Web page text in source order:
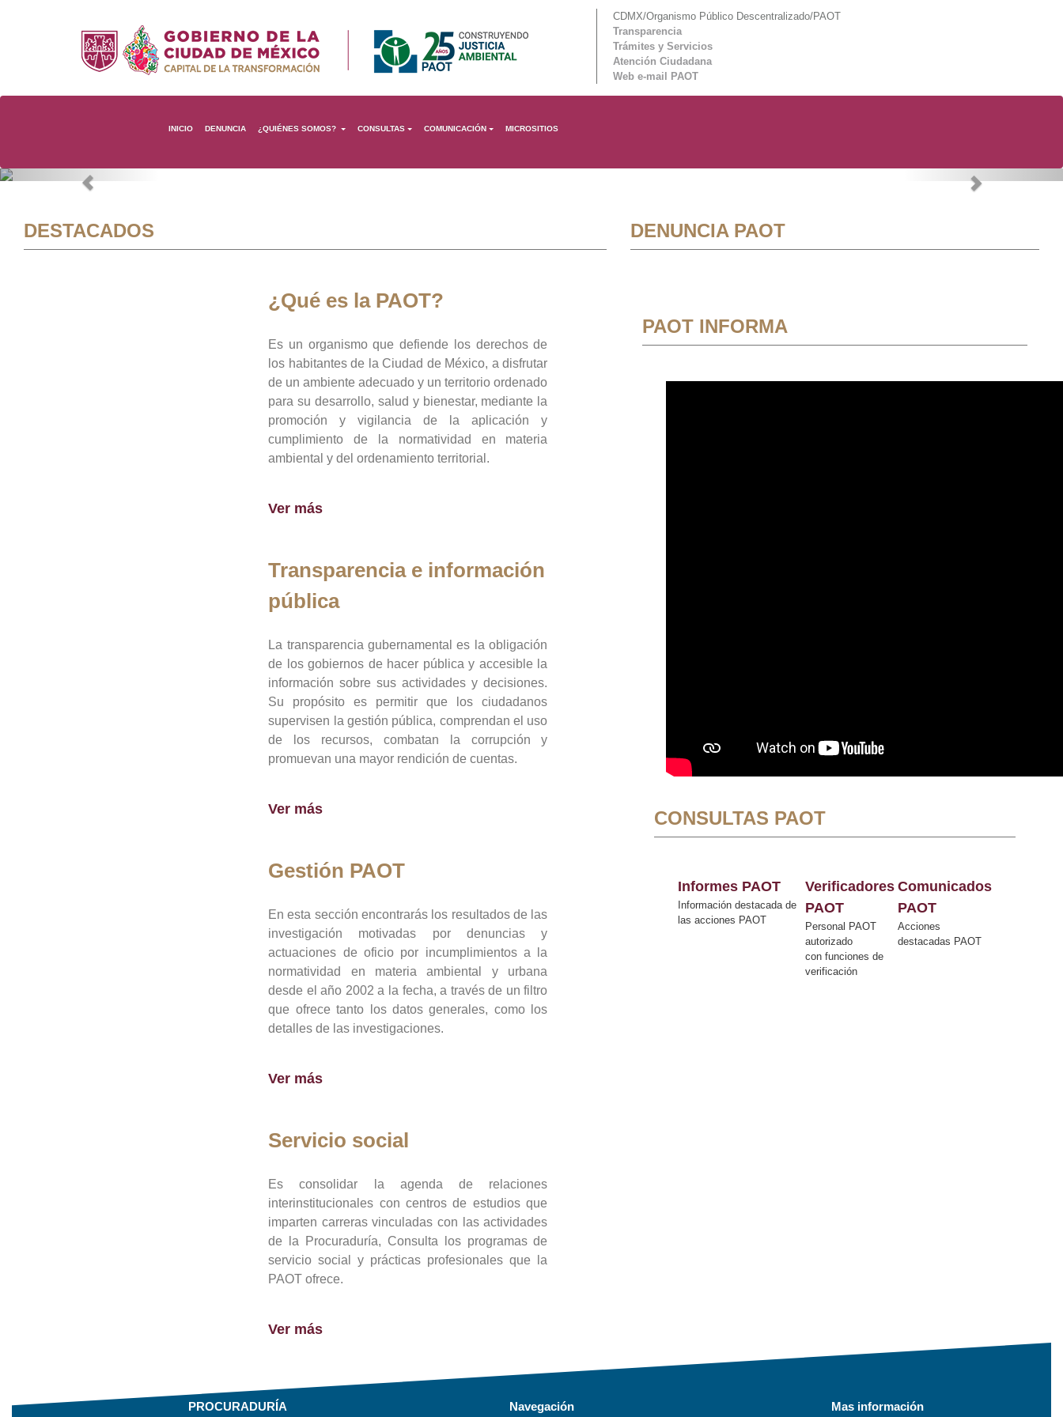
CDMX/Organismo Público Descentralizado/PAOT
Transparencia
Trámites y Servicios
Atención Ciudadana
Web e-mail PAOT
INICIO DENUNCIA ¿QUIÉNES SOMOS? CONSULTAS COMUNICACIÓN MICROSITIOS
Previous Next
DESTACADOS
¿Qué es la PAOT?
Es un organismo que defiende los derechos de
los habitantes de la Ciudad de México, a disfrutar
de un ambiente adecuado y un territorio ordenado
para su desarrollo, salud y bienestar, mediante la
promoción y vigilancia de la aplicación y
cumplimiento de la normatividad en materia
ambiental y del ordenamiento territorial.
Ver más
Transparencia e información
pública
La transparencia gubernamental es la obligación
de los gobiernos de hacer pública y accesible la
información sobre sus actividades y decisiones.
Su propósito es permitir que los ciudadanos
supervisen la gestión pública, comprendan el uso
de los recursos, combatan la corrupción y
promuevan una mayor rendición de cuentas.
Ver más
Gestión PAOT
En esta sección encontrarás los resultados de las
investigación motivadas por denuncias y
actuaciones de oficio por incumplimientos a la
normatividad en materia ambiental y urbana
desde el año 2002 a la fecha, a través de un filtro
que ofrece tanto los datos generales, como los
detalles de las investigaciones.
Ver más
Servicio social
Es consolidar la agenda de relaciones
interinstitucionales con centros de estudios que
imparten carreras vinculadas con las actividades
de la Procuraduría, Consulta los programas de
servicio social y prácticas profesionales que la
PAOT ofrece.
Ver más
DENUNCIA PAOT
PAOT INFORMA
CONSULTAS PAOT
Informes PAOT
Información destacada de
las acciones PAOT
Verificadores
PAOT
Personal PAOT
autorizado
con funciones de
verificación
Comunicados
PAOT
Acciones
destacadas PAOT
PROCURADURÍA Navegación Mas información